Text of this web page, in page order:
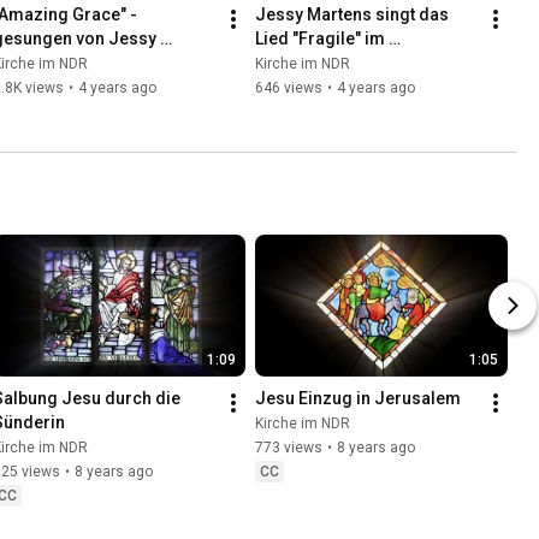
Grace" -
von Jessy
in der St. Pauli-
im NDR
views • 4 years ago
Jessy Martens singt das
Lied "Fragile" im
Gottesdienst
Kirche im NDR
646 views • 4 years ago
1:09
Jesu durch die
im NDR
views • 8 years ago
1:05
Jesu Einzug in Jerusalem
Kirche im NDR
773 views • 8 years ago
CC